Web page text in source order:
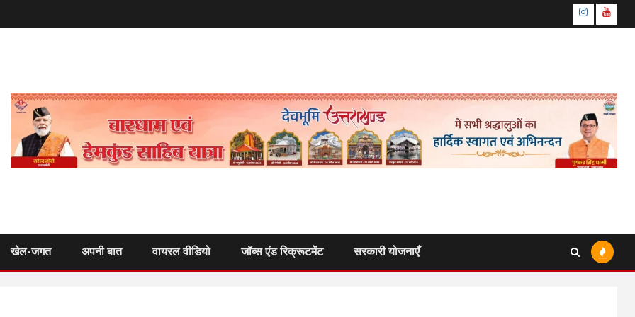
Instagram
खेल-जगत अपनी बात वायरल वीडियो जॉब्स एंड रिक्रूटमेंट सरकारी योजनाएँ